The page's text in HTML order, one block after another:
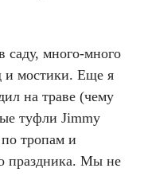
саду, много-много
и мостики. Еще я
на траве (чему
туфли Jimmy
тропам и
праздника. Мы не